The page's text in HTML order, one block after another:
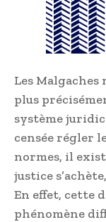
Les Malgaches
plus
système
censée régler
normes, il
justice
En effet, cette
phénomène